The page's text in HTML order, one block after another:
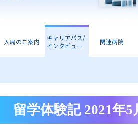
入局のご案内
キャリアパス/
インタビュー
関連病院
留学体験記 2021年5